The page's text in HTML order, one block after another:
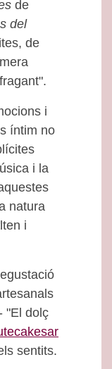
de
del
de
i
íntim no
i la
natura
i
"El dolç
sentits.